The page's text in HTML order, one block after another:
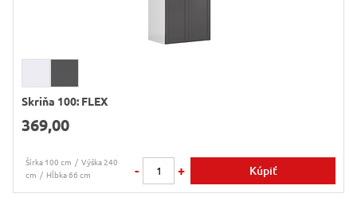
Skriňa 100: FLEX
369,00
Šírka 100 cm
Výška 240
cm
Hĺbka 66 cm - + Kúpiť